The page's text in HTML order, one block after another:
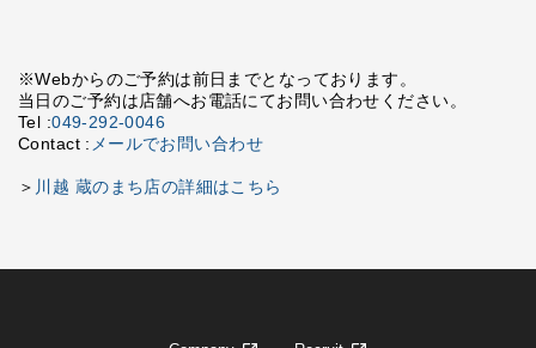
※Webからのご予約は前日までとなっております。
当日のご予約は店舗へお電話にてお問い合わせください。
Tel :049-292-0046
Contact : メールでお問い合わせ
＞ 川越 蔵のまち店の詳細はこちら